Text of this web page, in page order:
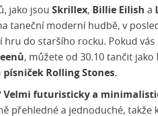
jako jsou Skrillex, Billie Eilish a
taneční moderní hudbě, v
hru do staršího rocku. Pokud
, můžete od 30.10 tančit jako
písniček Rolling Stones.
Velmi futuristicky a
přehledné a jednoduché,